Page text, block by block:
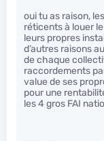
oui tu as raison,
réticents à louer
leurs propres
d’autres raisons
de chaque
raccordements
value de ses
pour une
les 4 gros FAI